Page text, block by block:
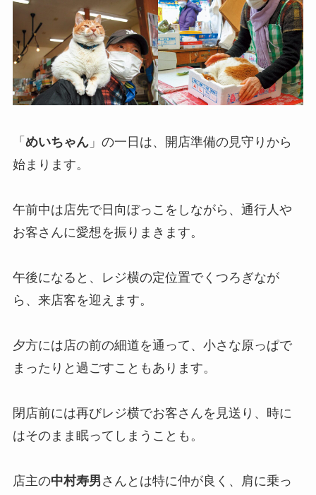
「 めいちゃん」の一日は、開店準備の見守りから
始まります。
午前中は店先で日向ぼっこをしながら、通行人や
お客さんに愛想を振りまきます。
午後になると、レジ横の定位置でくつろぎなが
ら、来店客を迎えます。
夕方には店の前の細道を通って、小さな原っぱで
まったりと過ごすこともあります。
閉店前には再びレジ横でお客さんを見送り、時に
はそのまま眠ってしまうことも。
店主の中村寿男 さんとは特に仲が良く、肩に乗っ